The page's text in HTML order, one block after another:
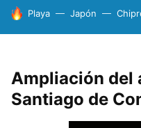
HOY SE HABLA DE
Playa Japón
Ampliación del
Santiago de